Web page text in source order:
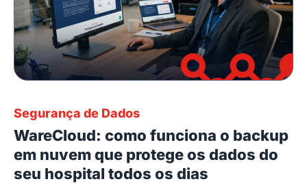
Segurança de Dados
WareCloud: como funciona o backup
em nuvem que protege os dados do
seu hospital todos os dias